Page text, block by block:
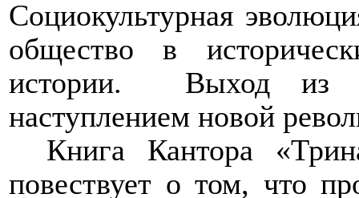
Социокультурная
общество в
истории.
Выход из
наступлением новой
Книга Кантора
повествует о том, что